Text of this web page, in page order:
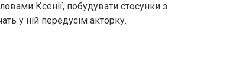
Ксенії, побудувати стосунки з
у ній передусім акторку.